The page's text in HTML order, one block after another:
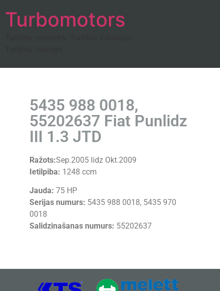
Turbomotors
5435 988 0018,
55202637 Fiat Punlidz
III 1.3 JTD
Ražots:Sep.2005 lidz Okt.2009
Ietilpiba: 1248 ccm
Jauda: 75 HP
Serijas numurs: 5435 988 0018, 5435 970
0018
Salidzinašanas numurs: 55202637